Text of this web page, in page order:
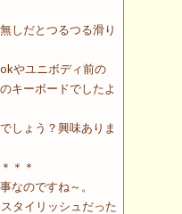
しだとつるつる滑り
やユニボディ前の
キーボードでしたよ
しょう？興味ありま
＊＊
なのですね～。
タイリッシュだった